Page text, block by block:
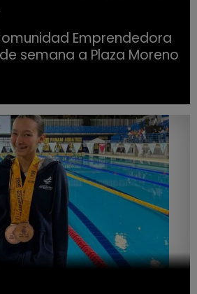
Emprendedora
semana a Plaza Moreno